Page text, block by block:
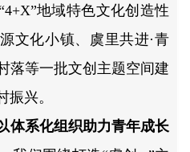
地域特色文化创造性
文化小镇、虞里共进·青
落等一批文创主题空间建
振兴。
体系化组织助力青年成长